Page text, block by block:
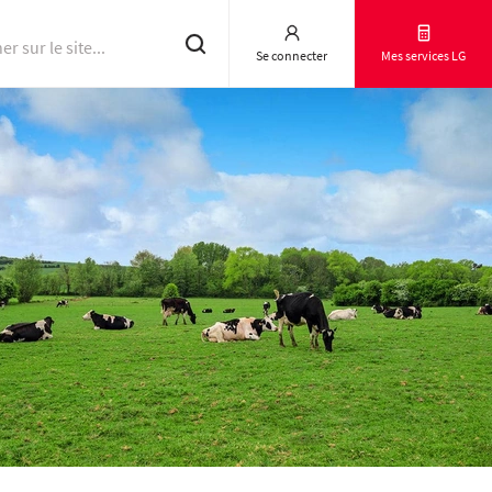
Résultats d'essai
Se connecter Mes services LG